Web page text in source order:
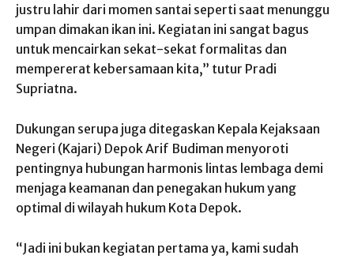
justru lahir dari momen santai seperti saat menunggu
umpan dimakan ikan ini. Kegiatan ini sangat bagus
untuk mencairkan sekat-sekat formalitas dan
mempererat kebersamaan kita,” tutur Pradi
Supriatna.
Dukungan serupa juga ditegaskan Kepala Kejaksaan
Negeri (Kajari) Depok Arif Budiman menyoroti
pentingnya hubungan harmonis lintas lembaga demi
menjaga keamanan dan penegakan hukum yang
optimal di wilayah hukum Kota Depok.
“Jadi ini bukan kegiatan pertama ya, kami sudah